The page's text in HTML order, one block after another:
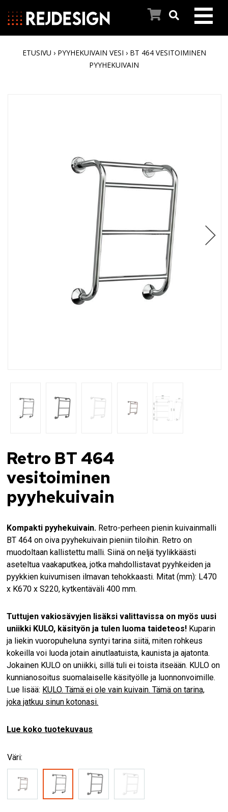
ETUSIVU
ASIAKASPALVELU
ETUSIVU › PYYHEKUIVAIN VESI › BT 464 VESITOIMINEN
PYYHEKUIVAIN
Retro BT 464
vesitoiminen
pyyhekuivain
Kompakti pyyhekuivain. Retro-perheen pienin kuivainmalli
BT 464 on oiva pyyhekuivain pieniin tiloihin. Retro on
muodoltaan kallistettu malli. Siinä on neljä tyylikkäästi
aseteltua vaakaputkea, jotka mahdollistavat pyyhkeiden ja
pyykkien kuivumisen ilmavan tehokkaasti. Mitat (mm): L470
x K670 x S220, kytkentäväli 400 mm.
Tuttujen vakiosävyjen lisäksi valittavissa on myös uusi
uniikki KULO, käsityön ja tulen luoma taideteos! Kuparin
ja liekin vuoropuheluna syntyi tarina siitä, miten rohkeus
kokeilla voi luoda jotain ainutlaatuista, kaunista ja ajatonta.
Jokainen KULO on uniikki, sillä tuli ei toista itseään. KULO on
kunnianosoitus suomalaiselle käsityölle ja luonnonvoimille.
Lue lisää: KULO. Tämä ei ole vain kuivain. Tämä on tarina,
joka jatkuu sinun kotonasi.
Lue koko tuotekuvaus
Väri: